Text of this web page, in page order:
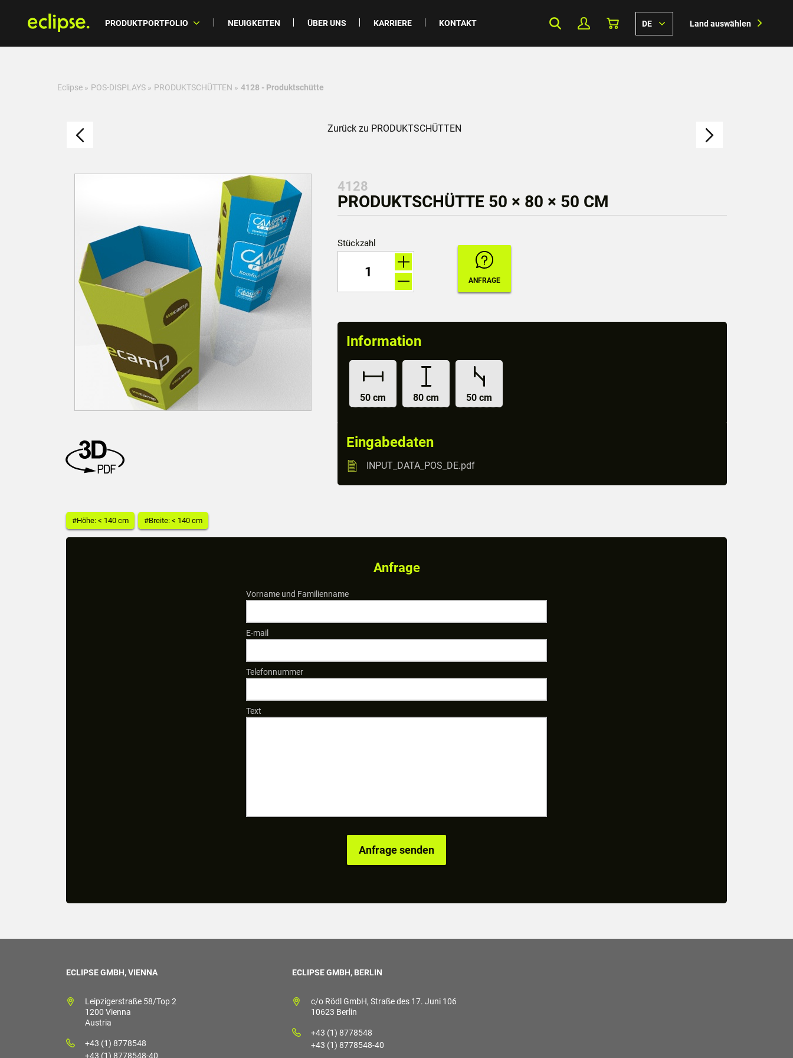
PRODUKTPORTFOLIO NEUIGKEITEN ÜBER UNS KARRIERE KONTAKT DE Land auswählen
Eclipse » POS-DISPLAYS » PRODUKTSCHÜTTEN » 4128 - Produktschütte
Zurück zu PRODUKTSCHÜTTEN
#Höhe: < 140 cm #Breite: < 140 cm
4128
PRODUKTSCHÜTTE 50 × 80 × 50 CM
Stückzahl
Information
50 cm 80 cm 50 cm
Eingabedaten
INPUT_DATA_POS_DE.pdf
Anfrage
Vorname und Familienname
E-mail
Telefonnummer
Text
ECLIPSE GMBH, VIENNA
Leipzigerstraße 58/Top 2
1200 Vienna
Austria
+43 (1) 8778548
+43 (1) 8778548-40
ECLIPSE GMBH, BERLIN
c/o Rödl GmbH, Straße des 17. Juni 106
10623 Berlin
+43 (1) 8778548
+43 (1) 8778548-40